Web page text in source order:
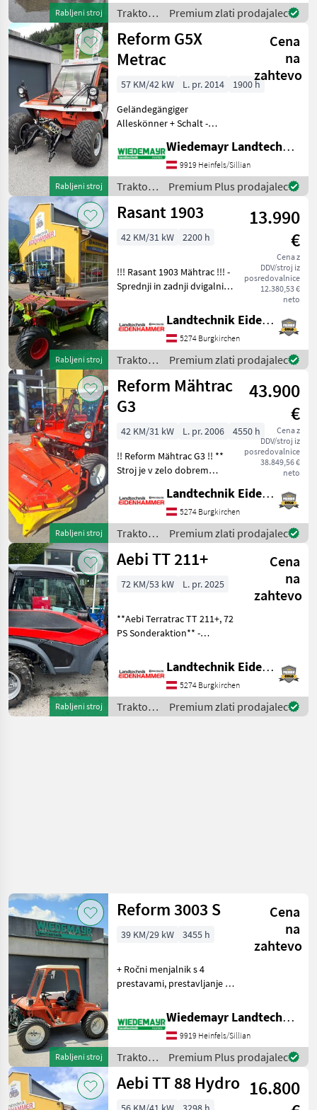
Rabljeni stroj
Pnevmatike kot nove * Spre
Traktor /
Aebi
Premium zlati prodajalec
Rabljeni stroj
Reform G5X
Metrac
Cena
na
zahtevo
57 KM/42 kW L. pr. 2014
1900 h
Geländegängiger
Alleskönner + Schalt -
gebremst + Kabine
geschlossen mit Klima
Anlage + Bereifung Alliance
31x15, 50-15 +
Fronthubwerk in
Wiedemayr Landtechnik GmbH
9919 Heinfels/Sillian
Traktor /
Reform
Premium Plus prodajalec
Rabljeni stroj
Rasant 1903
13.990
€
Cena z
DDV/stroj iz
posredovalnice
12.380,53 €
neto
42 KM/31 kW 2200 h
!!! Rasant 1903 Mähtrac !!! -
Sprednji in zadnji dvigalni
26x12 00.12 - Takoj
pripravljen za vožnjo !!
LOKACIJA: ST. VEIT IM
Landtechnik Eidenhammer GmbH
5274 Burgkirchen
Traktor /
Rasant
Premium zlati prodajalec
Rabljeni stroj
Reform Mähtrac
G3
43.900
€
Cena z
DDV/stroj iz
posredovalnice
38.849,56 €
neto
42 KM/31 kW L. pr. 2006
4550 h
!! Reform Mähtrac G3 !! **
Stroj je v zelo dobrem
sprednji in zadnji dvigalni
mehanizem - vlečna
naprava - Dvojno delujoči
priključk
Landtechnik Eidenhammer GmbH
5274 Burgkirchen
Traktor /
Reform
Premium zlati prodajalec
Rabljeni stroj
Aebi TT 211+
Cena
na
zahtevo
72 KM/53 kW L. pr. 2025
**Aebi Terratrac TT 211+, 72
PS Sonderaktion** -
- Vollsichtkabine mit
Klimaanlage - Komfortsitz -
Radio - Rundumleuchte Led
Landtechnik Eidenhammer GmbH
5274 Burgkirchen
Traktor /
Aebi
Premium zlati prodajalec
Rabljeni stroj
Reform 3003 S
Cena
na
zahtevo
39 KM/29 kW 3455 h
+ Ročni menjalnik s 4
prestavami, prestavljanje S-
kolesih + Zaščitni okvir za
voznika s streho in
vetrobranskim steklom +
Pnevmatike 29x12,
Wiedemayr Landtechnik GmbH
9919 Heinfels/Sillian
Traktor /
Reform
Premium Plus prodajalec
Aebi TT 88 Hydro 16.800